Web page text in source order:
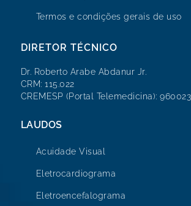
Termos e condições gerais de uso
DIRETOR TÉCNICO
Dr. Roberto Arabe Abdanur Jr.
CRM: 115.022
CREMESP (Portal Telemedicina): 960023
LAUDOS
Acuidade Visual
Eletrocardiograma
Eletroencefalograma